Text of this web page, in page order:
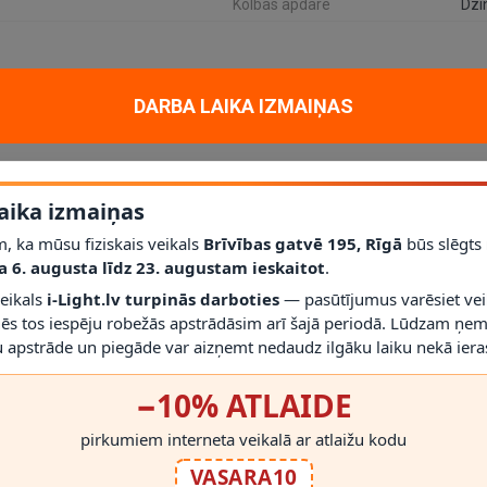
Kolbas apdare
apgaismojumam mājoklī, dzīvoklī vai projektā. Galvenie
K (ļoti silts tonis)
; vienmēr izmantojiet saderīgas spuldzes un dimmerus.
pirms montāžas novērtēt proporcijas un novietojumu.
RĀDĪT VAIRĀK
DARBA LAIKA IZMAIŅAS
izmaiņas
ka mūsu fiziskais veikals Brīvības gatvē 195, Rīgā būs slēgts
6. augusta līdz 23. augustam ieskaitot.
i-Light.lv turpinās darboties — pasūtījumus varēsiet
tos iespēju robežās apstrādāsim arī šajā periodā. Lūdzam
apstrāde un piegāde var aizņemt nedaudz ilgāku laiku nekā
−10% ATLAIDE
pirkumiem interneta veikalā ar atlaižu kodu
VASARA10